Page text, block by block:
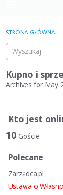
o
g
e
m
e
n
Kategorie
Dyskusje
Aktywność
STRONA GŁÓWNA
Kupno i
Archives for May
s
t
d
s
k
Kto jest
10 Goście
Polecane
Zarządca.pl
Ustawa o